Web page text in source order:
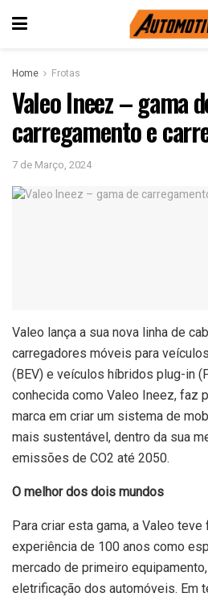
Home Frotas
Valeo Ineez – gama
carregamento e
7 de Março, 2024
Valeo lança a sua nova linha de
carregadores móveis para
(BEV) e veículos híbridos plug-in
conhecida como Valeo Ineez, faz
marca em criar um sistema de
mais sustentável, dentro da sua
emissões de CO2 até 2050.
O melhor dos dois mundos
Para criar esta gama, a Valeo
experiência de 100 anos como
mercado de primeiro
eletrificação dos automóveis. Em